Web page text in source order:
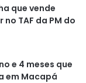
que vende
TAF da PM do
e 4 meses que
em Macapá